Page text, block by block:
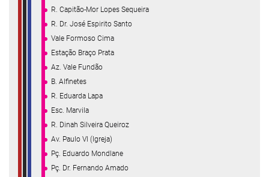
R. Capitão-Mor Lopes Sequeira
R. Dr. José Espirito Santo
Vale Formoso Cima
Estação Braço Prata
Az. Vale Fundão
B. Alfinetes
R. Eduarda Lapa
Esc. Marvila
R. Dinah Silveira Queiroz
Av. Paulo VI (Igreja)
Pç. Eduardo Mondlane
Pç. Dr. Fernando Amado